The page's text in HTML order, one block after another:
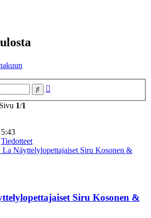
Etsi
1/1
Tiedotteet
La Näyttelylopettajaiset Siru Kosonen &
Siru Kosonen &